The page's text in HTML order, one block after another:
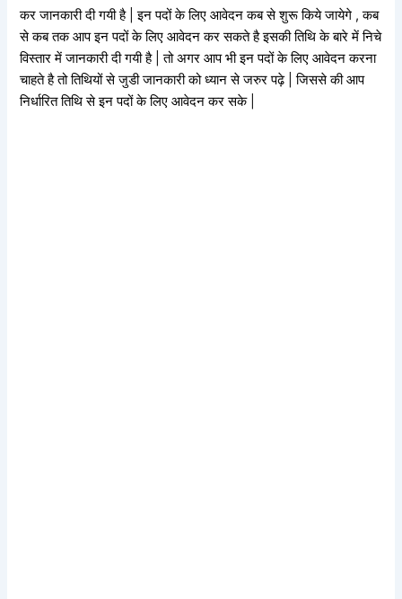
कर जानकारी दी गयी है | इन पदों के लिए आवेदन कब से शुरू किये जायेगे , कब
से कब तक आप इन पदों के लिए आवेदन कर सकते है इसकी तिथि के बारे में निचे
विस्तार में जानकारी दी गयी है | तो अगर आप भी इन पदों के लिए आवेदन करना
चाहते है तो तिथियों से जुडी जानकारी को ध्यान से जरुर पढ़े | जिससे की आप
निर्धारित तिथि से इन पदों के लिए आवेदन कर सके |